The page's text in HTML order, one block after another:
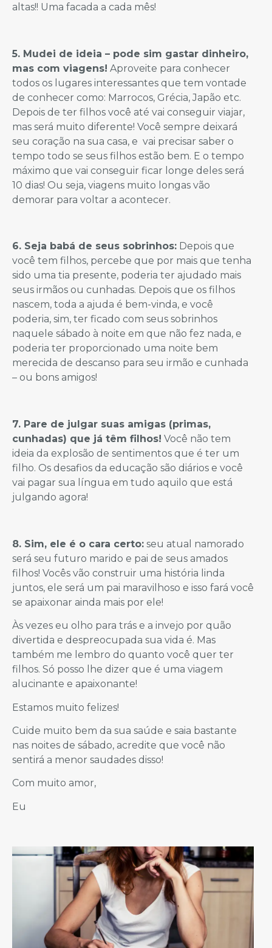
altas!! Uma facada a cada mês!
5. Mudei de ideia – pode sim gastar dinheiro,
mas com viagens! Aproveite para conhecer
todos os lugares interessantes que tem vontade
de conhecer como: Marrocos, Grécia, Japão etc.
Depois de ter filhos você até vai conseguir viajar,
mas será muito diferente! Você sempre deixará
seu coração na sua casa, e vai precisar saber o
tempo todo se seus filhos estão bem. E o tempo
máximo que vai conseguir ficar longe deles será
10 dias! Ou seja, viagens muito longas vão
demorar para voltar a acontecer.
6. Seja babá de seus sobrinhos: Depois que
você tem filhos, percebe que por mais que tenha
sido uma tia presente, poderia ter ajudado mais
seus irmãos ou cunhadas. Depois que os filhos
nascem, toda a ajuda é bem-vinda, e você
poderia, sim, ter ficado com seus sobrinhos
naquele sábado à noite em que não fez nada, e
poderia ter proporcionado uma noite bem
merecida de descanso para seu irmão e cunhada
– ou bons amigos!
7. Pare de julgar suas amigas (primas,
cunhadas) que já têm filhos! Você não tem
ideia da explosão de sentimentos que é ter um
filho. Os desafios da educação são diários e você
vai pagar sua língua em tudo aquilo que está
julgando agora!
8. Sim, ele é o cara certo: seu atual namorado
será seu futuro marido e pai de seus amados
filhos! Vocês vão construir uma história linda
juntos, ele será um pai maravilhoso e isso fará você
se apaixonar ainda mais por ele!
Às vezes eu olho para trás e a invejo por quão
divertida e despreocupada sua vida é. Mas
também me lembro do quanto você quer ter
filhos. Só posso lhe dizer que é uma viagem
alucinante e apaixonante!
Estamos muito felizes!
Cuide muito bem da sua saúde e saia bastante
nas noites de sábado, acredite que você não
sentirá a menor saudades disso!
Com muito amor,
Eu